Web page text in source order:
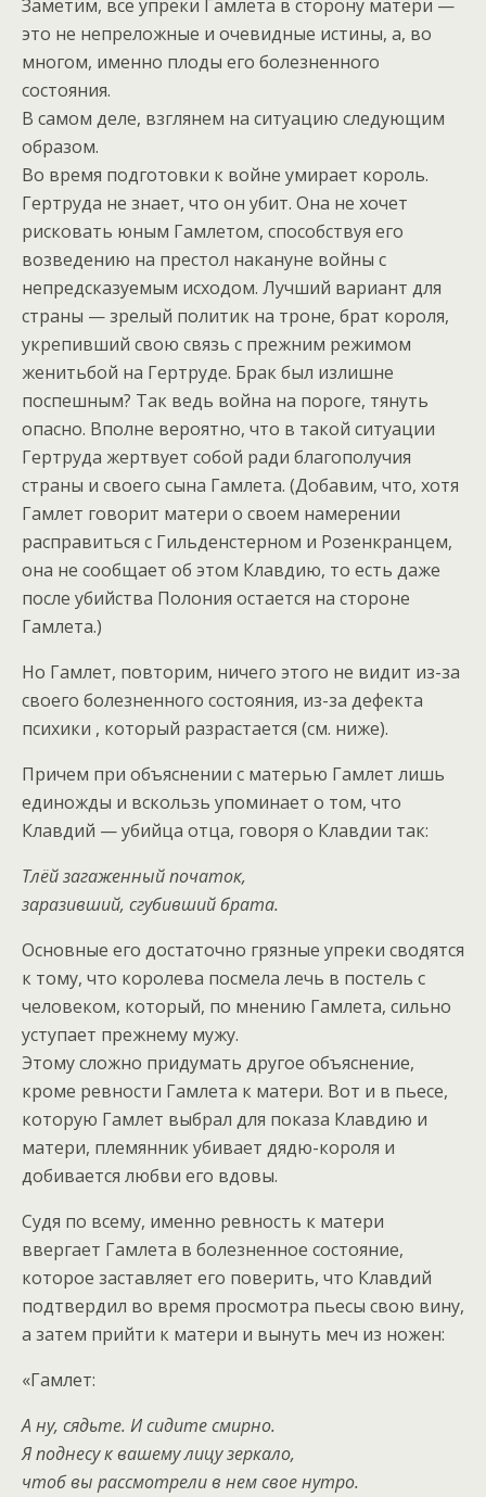
Заметим, все упреки Гамлета в сторону матери —
это не непреложные и очевидные истины, а, во
многом, именно плоды его болезненного
состояния.
В самом деле, взглянем на ситуацию следующим
образом.
Во время подготовки к войне умирает король.
Гертруда не знает, что он убит. Она не хочет
рисковать юным Гамлетом, способствуя его
возведению на престол накануне войны с
непредсказуемым исходом. Лучший вариант для
страны — зрелый политик на троне, брат короля,
укрепивший свою связь с прежним режимом
женитьбой на Гертруде. Брак был излишне
поспешным? Так ведь война на пороге, тянуть
опасно. Вполне вероятно, что в такой ситуации
Гертруда жертвует собой ради благополучия
страны и своего сына Гамлета. (Добавим, что, хотя
Гамлет говорит матери о своем намерении
расправиться с Гильденстерном и Розенкранцем,
она не сообщает об этом Клавдию, то есть даже
после убийства Полония остается на стороне
Гамлета.)
Но Гамлет, повторим, ничего этого не видит из-за
своего болезненного состояния, из-за дефекта
психики , который разрастается (см. ниже).
Причем при объяснении с матерью Гамлет лишь
единожды и вскользь упоминает о том, что
Клавдий — убийца отца, говоря о Клавдии так:
Тлёй загаженный початок,
заразивший, сгубивший брата.
Основные его достаточно грязные упреки сводятся
к тому, что королева посмела лечь в постель с
человеком, который, по мнению Гамлета, сильно
уступает прежнему мужу.
Этому сложно придумать другое объяснение,
кроме ревности Гамлета к матери. Вот и в пьесе,
которую Гамлет выбрал для показа Клавдию и
матери, племянник убивает дядю-короля и
добивается любви его вдовы.
Судя по всему, именно ревность к матери
ввергает Гамлета в болезненное состояние,
которое заставляет его поверить, что Клавдий
подтвердил во время просмотра пьесы свою вину,
а затем прийти к матери и вынуть меч из ножен:
«Гамлет:
А ну, сядьте. И сидите смирно.
Я поднесу к вашему лицу зеркало,
чтоб вы рассмотрели в нем свое нутро.